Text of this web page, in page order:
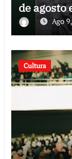
de agosto
Ago
Cultura